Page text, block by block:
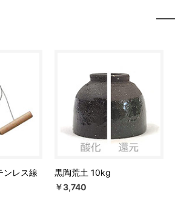
ンレス線
黒陶荒土 10kg
￥3,740